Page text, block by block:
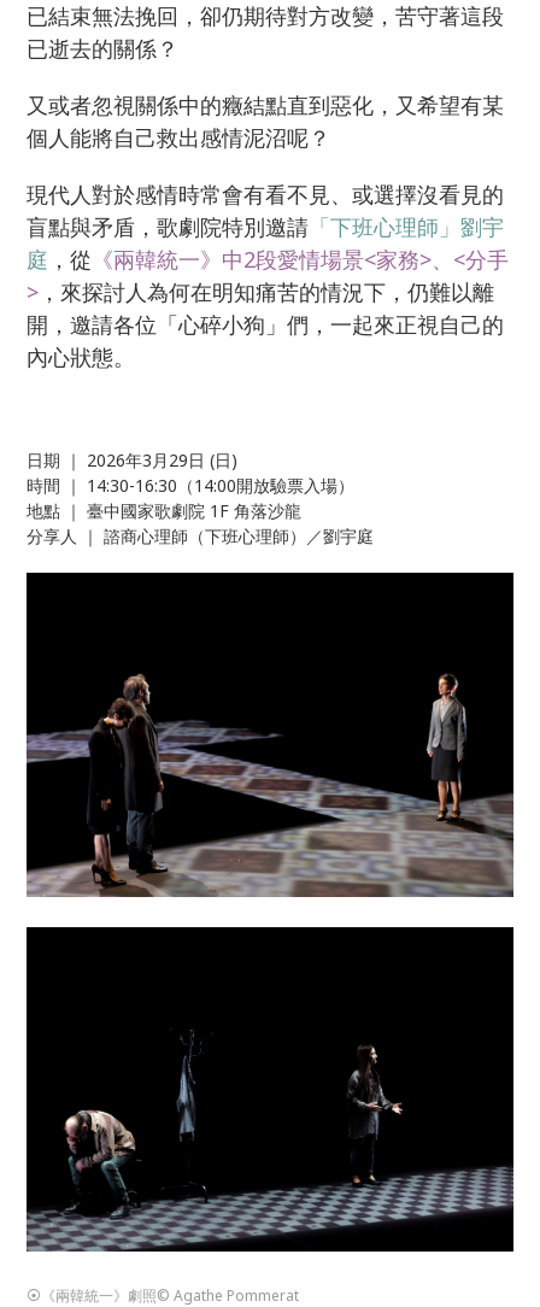
已結束無法挽回，卻仍期待對方改變，苦守著這段
已逝去的關係？
又或者忽視關係中的癥結點直到惡化，又希望有某
個人能將自己救出感情泥沼呢？
現代人對於感情時常會有看不見、或選擇沒看見的
盲點與矛盾，歌劇院特別邀請 「下班心理師」劉宇
庭 ，從 《兩韓統一》中2段愛情場景<家務>、<分手
> ，來探討人為何在明知痛苦的情況下，仍難以離
開，邀請各位「心碎小狗」們，一起來正視自己的
內心狀態。
日期 ｜ 2026年3月29日 (日)
時間 ｜ 14:30-16:30（14:00開放驗票入場）
地點 ｜ 臺中國家歌劇院 1F 角落沙龍
分享人 ｜ 諮商心理師（下班心理師）／劉宇庭
⦿《兩韓統一》劇照© Agathe Pommerat